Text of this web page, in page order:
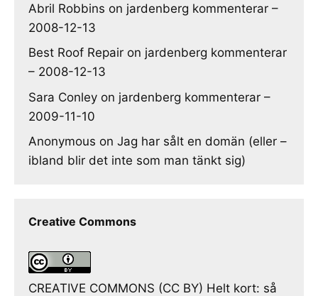
Abril Robbins on jardenberg kommenterar –
2008-12-13
Best Roof Repair on jardenberg kommenterar
– 2008-12-13
Sara Conley on jardenberg kommenterar –
2009-11-10
Anonymous on Jag har sålt en domän (eller –
ibland blir det inte som man tänkt sig)
Creative Commons
CREATIVE COMMONS (CC BY) Helt kort: så